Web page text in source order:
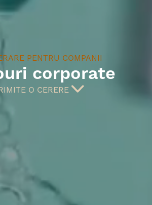
PENTRU COMPANII
corporate
O CERERE